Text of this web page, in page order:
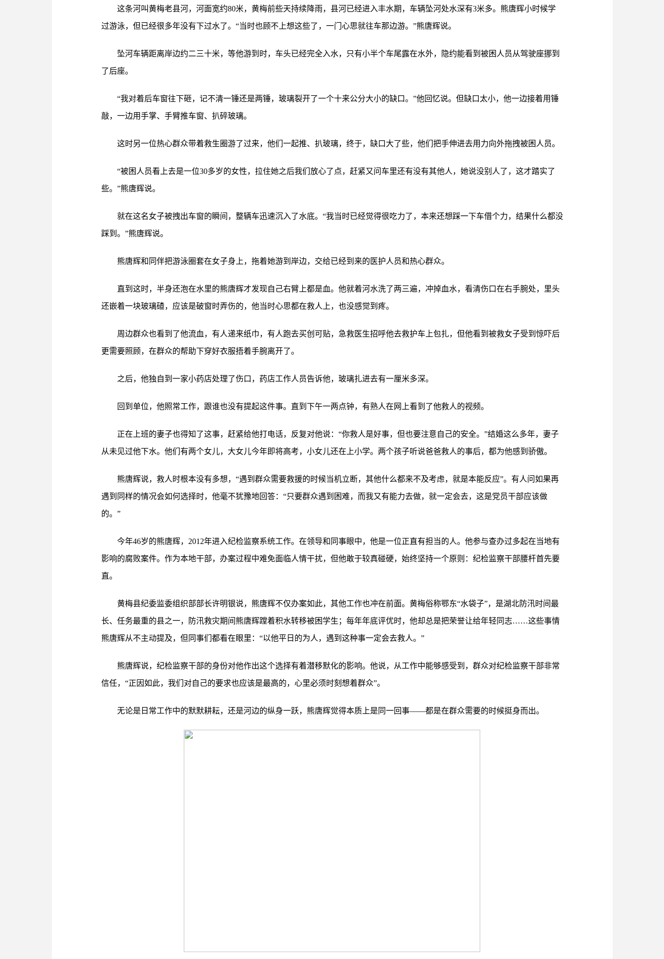
这条河叫黄梅老县河，河面宽约80米，黄梅前些天持续降雨，县河已经进入丰水期，车辆坠河处水深有3米多。熊唐辉小时候学
过游泳，但已经很多年没有下过水了。“当时也顾不上想这些了，一门心思就往车那边游。”熊唐辉说。
坠河车辆距离岸边约二三十米，等他游到时，车头已经完全入水，只有小半个车尾露在水外，隐约能看到被困人员从驾驶座挪到
了后座。
“我对着后车窗往下砸，记不清一锤还是两锤，玻璃裂开了一个十来公分大小的缺口。”他回忆说。但缺口太小，他一边接着用锤
敲，一边用手掌、手臂推车窗、扒碎玻璃。
这时另一位热心群众带着救生圈游了过来，他们一起推、扒玻璃，终于，缺口大了些，他们把手伸进去用力向外拖拽被困人员。
“被困人员看上去是一位30多岁的女性，拉住她之后我们放心了点，赶紧又问车里还有没有其他人，她说没别人了，这才踏实了
些。”熊唐辉说。
就在这名女子被拽出车窗的瞬间，整辆车迅速沉入了水底。“我当时已经觉得很吃力了，本来还想踩一下车借个力，结果什么都没
踩到。”熊唐辉说。
熊唐辉和同伴把游泳圈套在女子身上，拖着她游到岸边，交给已经到来的医护人员和热心群众。
直到这时，半身还泡在水里的熊唐辉才发现自己右臂上都是血。他就着河水洗了两三遍，冲掉血水，看清伤口在右手腕处，里头
还嵌着一块玻璃碴，应该是破窗时弄伤的，他当时心思都在救人上，也没感觉到疼。
周边群众也看到了他流血，有人递来纸巾，有人跑去买创可贴，急救医生招呼他去救护车上包扎，但他看到被救女子受到惊吓后
更需要照顾，在群众的帮助下穿好衣服捂着手腕离开了。
之后，他独自到一家小药店处理了伤口，药店工作人员告诉他，玻璃扎进去有一厘米多深。
回到单位，他照常工作，跟谁也没有提起这件事。直到下午一两点钟，有熟人在网上看到了他救人的视频。
正在上班的妻子也得知了这事，赶紧给他打电话，反复对他说：“你救人是好事，但也要注意自己的安全。”结婚这么多年，妻子
从未见过他下水。他们有两个女儿，大女儿今年即将高考，小女儿还在上小学。两个孩子听说爸爸救人的事后，都为他感到骄傲。
熊唐辉说，救人时根本没有多想，“遇到群众需要救援的时候当机立断，其他什么都来不及考虑，就是本能反应”。有人问如果再
遇到同样的情况会如何选择时，他毫不犹豫地回答：“只要群众遇到困难，而我又有能力去做，就一定会去，这是党员干部应该做
的。”
今年46岁的熊唐辉，2012年进入纪检监察系统工作。在领导和同事眼中，他是一位正直有担当的人。他参与查办过多起在当地有
影响的腐败案件。作为本地干部，办案过程中难免面临人情干扰，但他敢于较真碰硬，始终坚持一个原则：纪检监察干部腰杆首先要
直。
黄梅县纪委监委组织部部长许明银说，熊唐辉不仅办案如此，其他工作也冲在前面。黄梅俗称鄂东“水袋子”，是湖北防汛时间最
长、任务最重的县之一，防汛救灾期间熊唐辉蹚着积水转移被困学生；每年年底评优时，他却总是把荣誉让给年轻同志……这些事情
熊唐辉从不主动提及，但同事们都看在眼里：“以他平日的为人，遇到这种事一定会去救人。”
熊唐辉说，纪检监察干部的身份对他作出这个选择有着潜移默化的影响。他说，从工作中能够感受到，群众对纪检监察干部非常
信任，“正因如此，我们对自己的要求也应该是最高的，心里必须时刻想着群众”。
无论是日常工作中的默默耕耘，还是河边的纵身一跃，熊唐辉觉得本质上是同一回事——都是在群众需要的时候挺身而出。